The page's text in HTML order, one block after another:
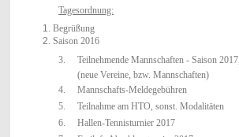
Tagesordnung:
Begrüßung
Saison 2016
3. Teilnehmende Mannschaften - Saison 2017,
(neue Vereine, bzw. Mannschaften)
4. Mannschafts-Meldegebühren
5. Teilnahme am HTO, sonst. Modalitäten
6. Hallen-Tennisturnier 2017